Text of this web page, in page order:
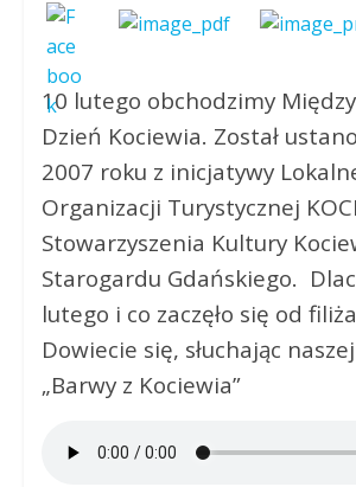
10 lutego obchodzimy
Dzień Kociewia. Został
2007 roku z inicjatywy
Organizacji Turystycznej
Stowarzyszenia Kultury
Starogardu Gdańskiego.
lutego i co zaczęło się od
Dowiecie się, słuchając
„Barwy z Kociewia”